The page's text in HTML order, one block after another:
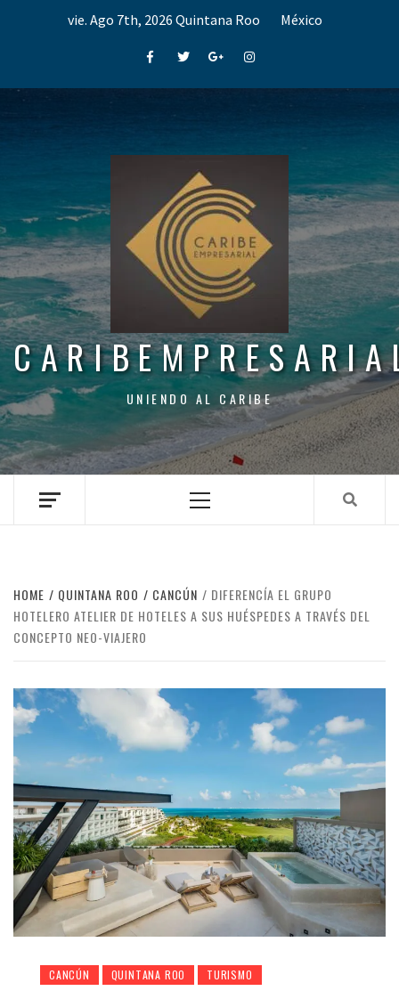
vie. Ago 7th, 2026 Quintana Roo México
FacebookTwitterGoogle+Instagram
UNIENDO AL CARIBE
Menu
HOME QUINTANA ROO CANCÚN
DIFERENCÍA EL GRUPO
HOTELERO ATELIER DE HOTELES A SUS HUÉSPEDES A TRAVÉS DEL
CONCEPTO NEO-VIAJERO
CANCÚN QUINTANA ROO TURISMO